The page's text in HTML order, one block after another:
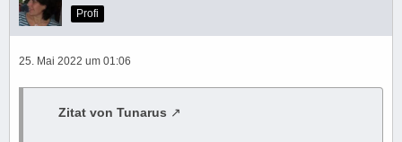
Profi
25. Mai 2022 um 01:06
Zitat von Tunarus